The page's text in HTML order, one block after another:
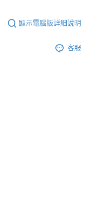
顯示電腦版詳細說明
客服